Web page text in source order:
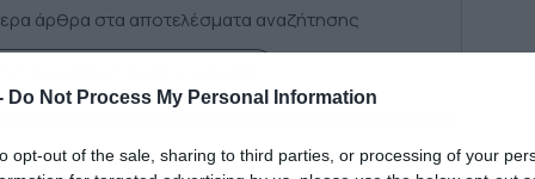
Do Not Process My Personal Information
opt-out of the sale, sharing to third parties, or processing of your
άρθρα στα αποτελέσματα αναζήτησης
Ζέφιρχιλς της Φλόριδα κάλεσε την